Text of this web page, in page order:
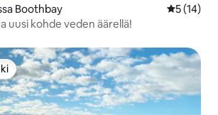
Boothbay
5 (14)
uusi kohde veden äärellä!